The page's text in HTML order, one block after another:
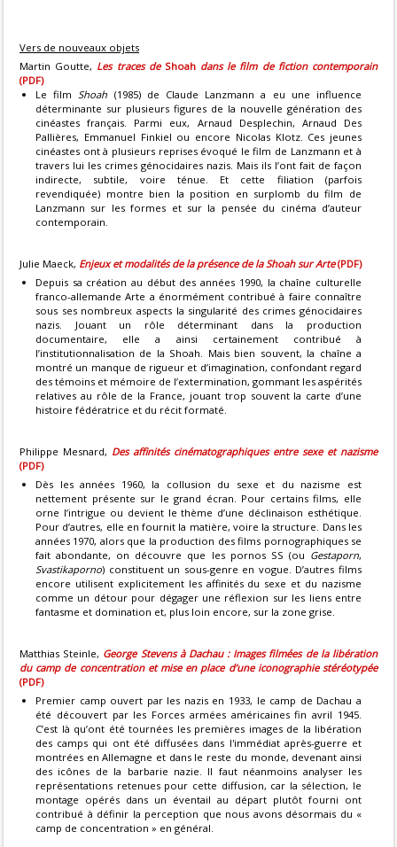
Vers de nouveaux objets
Martin Goutte, Les traces de Shoahdans le film de fiction contemporain
(PDF)
Le filmShoah (1985) de Claude Lanzmann a eu une influence
déterminante sur plusieurs figures de la nouvelle génération des
cinéastes français. Parmi eux, Arnaud Desplechin, Arnaud Des
Pallières, Emmanuel Finkiel ou encore Nicolas Klotz. Ces jeunes
cinéastes ont à plusieurs reprises évoqué le film de Lanzmann et à
travers lui les crimes génocidaires nazis. Mais ils l’ont fait de façon
indirecte, subtile, voire ténue. Et cette filiation (parfois
revendiquée) montre bien la position en surplomb du film de
Lanzmann sur les formes et sur la pensée du cinéma d’auteur
contemporain.
Julie Maeck, Enjeux et modalités de la présence de la Shoah sur Arte(PDF)
Depuis sa création au début des années 1990, la chaîne culturelle
franco-allemande Arte a énormément contribué à faire connaître
sous ses nombreux aspects la singularité des crimes génocidaires
nazis. Jouant un rôle déterminant dans la production
documentaire, elle a ainsi certainement contribué à
l’institutionnalisation de la Shoah. Mais bien souvent, la chaîne a
montré un manque de rigueur et d’imagination, confondant regard
des témoins et mémoire de l’extermination, gommant les aspérités
relatives au rôle de la France, jouant trop souvent la carte d’une
histoire fédératrice et du récit formaté.
Philippe Mesnard, Des affinités cinématographiques entre sexe et nazisme
(PDF)
Dès les années 1960, la collusion du sexe et du nazisme est
nettement présente sur le grand écran. Pour certains films, elle
orne l’intrigue ou devient le thème d’une déclinaison esthétique.
Pour d’autres, elle en fournit la matière, voire la structure. Dans les
années 1970, alors que la production des films pornographiques se
fait abondante, on découvre que les pornos SS (ou Gestaporn,
Svastikaporno) constituent un sous-genre en vogue. D’autres films
encore utilisent explicitement les affinités du sexe et du nazisme
comme un détour pour dégager une réflexion sur les liens entre
fantasme et domination et, plus loin encore, sur la zone grise.
Matthias Steinle, George Stevens à Dachau : Images filmées de la libération
du camp de concentrationet mise en place d’une iconographie stéréotypée
(PDF)
Premier camp ouvert par les nazis en 1933, le camp de Dachau a
été découvert par les Forces armées américaines fin avril 1945.
C’est là qu’ont été tournées les premières images de la libération
des camps qui ont été diffusées dans l'immédiat après-guerre et
montrées en Allemagne et dans le reste du monde, devenant ainsi
des icônes de la barbarie nazie. Il faut néanmoins analyser les
représentations retenues pour cette diffusion, car la sélection, le
montage opérés dans un éventail au départ plutôt fourni ont
contribué à définir la perception que nous avons désormais du «
camp de concentration » en général.